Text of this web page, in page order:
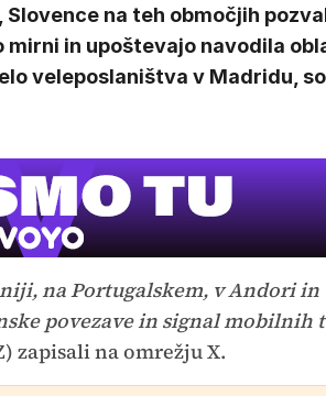
Slovence na teh območjih
mirni in upoštevajo navodila
veleposlaništva v Madridu,
na Portugalskem, v Andori
povezave in signal mobilnih
zapisali na omrežju X.